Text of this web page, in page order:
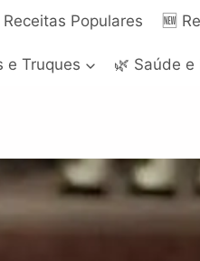
Receitas Populares 🆕
e Truques 🌿 Saúde